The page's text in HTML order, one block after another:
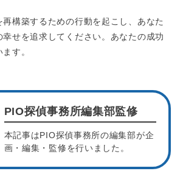
構築するための行動を起こし、あなた
幸せを追求してください。あなたの成功
す。
PIO探偵事務所編集部監修
本記事はPIO探偵事務所の編集部が企
画・編集・監修を行いました。